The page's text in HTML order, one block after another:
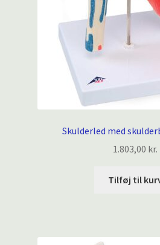
Skulderled med
1.803,00 kr.
Tilføj til